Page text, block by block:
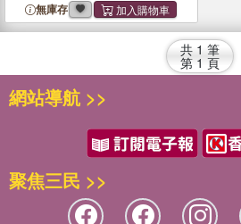
無庫存
共 1 筆
第 1 頁
網站導航 >>
聚焦三民 >>